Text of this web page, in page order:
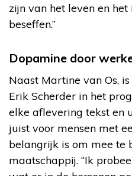
zijn van het leven en
beseffen.”
Dopamine door
Naast Martine van Os,
Erik Scherder in het
elke aflevering tekst en
juist voor mensen met
belangrijk is om mee te
maatschappij. “Ik